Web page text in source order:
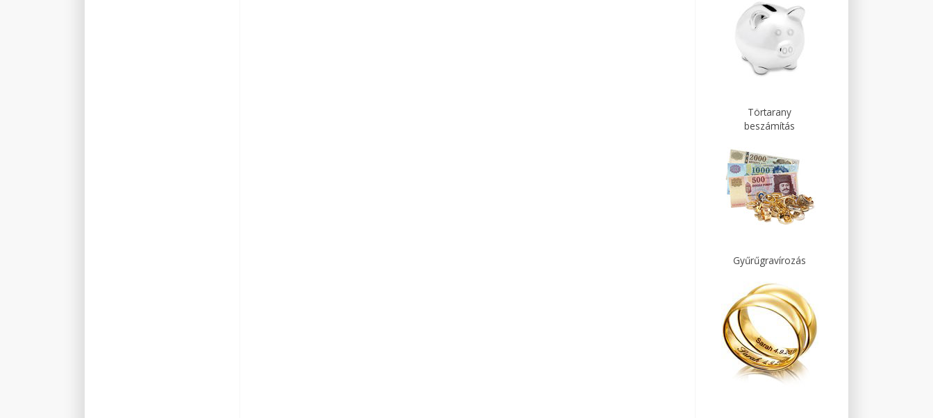
Törtarany
beszámítás
Gyűrűgravírozás